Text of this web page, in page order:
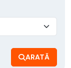
ARATĂ